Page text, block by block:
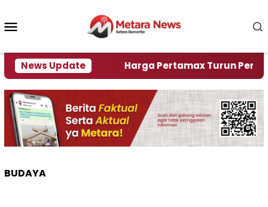
konten
News Update
Krisi Air Harga Pertamax Turun Per Hari
BUDAYA